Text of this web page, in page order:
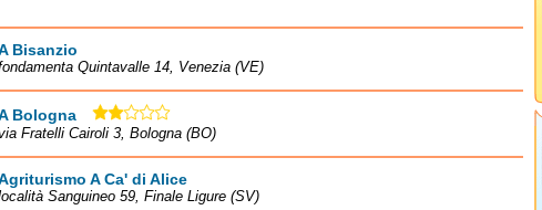
Bisanzio
Quintavalle 14, Venezia (VE)
Bologna
Fratelli Cairoli 3, Bologna (BO)
A Ca' di Alice
Sanguineo 59, Finale Ligure (SV)